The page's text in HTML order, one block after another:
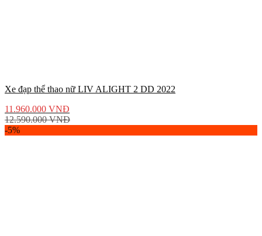
Xe đạp thể thao nữ LIV ALIGHT 2 DD 2022
11.960.000 VNĐ
12.590.000VNĐ
-5%